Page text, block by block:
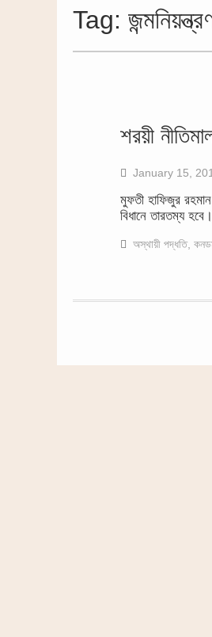
Tag:
শরয়ী
January 15,
মুফতী হাফিজুর রহমান
বিধানে তারতম্য
অস্থায়ী পদ্ধতি,